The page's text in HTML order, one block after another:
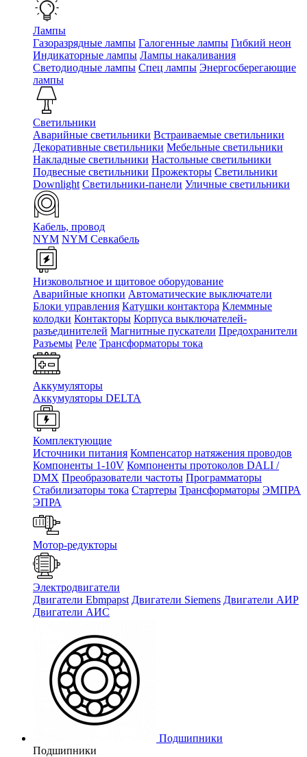
Лампы
Газоразрядные лампы Галогенные лампы Гибкий неон
Индикаторные лампы Лампы накаливания
Светодиодные лампы Спец лампы Энергосберегающие
лампы
Светильники
Аварийные светильники Встраиваемые светильники
Декоративные светильники Мебельные светильники
Накладные светильники Настольные светильники
Подвесные светильники Прожекторы Светильники
Downlight Светильники-панели Уличные светильники
Кабель, провод
NYM NYM Севкабель
Низковольтное и щитовое оборудование
Аварийные кнопки Автоматические выключатели
Блоки управления Катушки контактора Клеммные
колодки Контакторы Корпуса выключателей-
разъединителей Магнитные пускатели Предохранители
Разъемы Реле Трансформаторы тока
Аккумуляторы
Аккумуляторы DELTA
Комплектующие
Источники питания Компенсатор натяжения проводов
Компоненты 1-10V Компоненты протоколов DALI /
DMX Преобразователи частоты Программаторы
Стабилизаторы тока Стартеры Трансформаторы ЭМПРА
ЭПРА
Мотор-редукторы
Электродвигатели
Двигатели Ebmpapst Двигатели Siemens Двигатели АИР
Двигатели АИС
Подшипники
Подшипники